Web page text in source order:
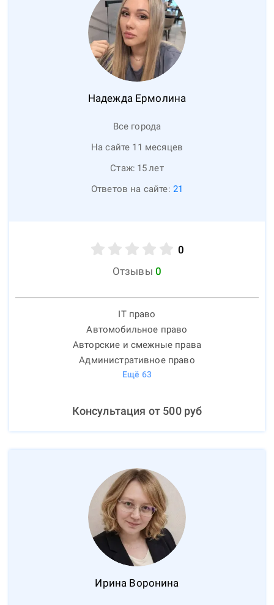
Надежда Ермолина
Все города
На сайте 11 месяцев
Стаж: 15лет
Ответов на сайте: 21
0
Отзывы 0
IT право
Автомобильное право
Авторские и смежные права
Административное право
Ещё 63
Консультация от 500руб
Ирина Воронина